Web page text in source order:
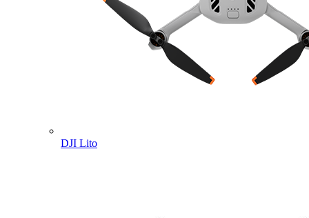
DJI Lito